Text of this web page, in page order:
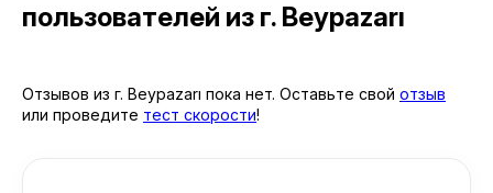
пользователей из г. Beypazarı
Отзывов из г. Beypazarı пока нет. Оставьте свой отзыв
или проведите тест скорости!